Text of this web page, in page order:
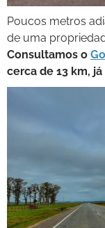
Poucos metros
de uma
Consultamos o
cerca de 13 km,